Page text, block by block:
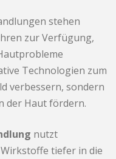
stehen
zur Verfügung,
Technologien zum
verbessern, sondern
der Haut fördern.
nutzt
tiefer in die